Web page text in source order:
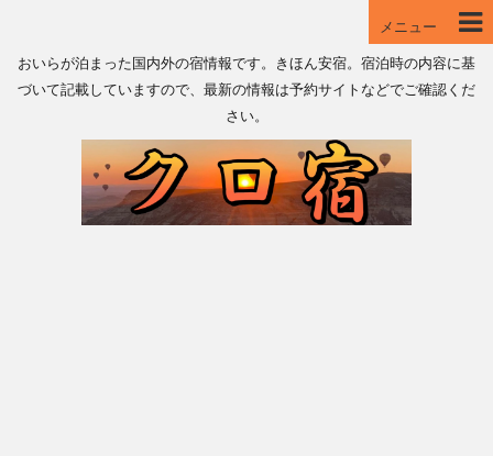
メニュー
おいらが泊まった国内外の宿情報です。きほん安宿。宿泊時の内容に基
づいて記載していますので、最新の情報は予約サイトなどでご確認くだ
さい。